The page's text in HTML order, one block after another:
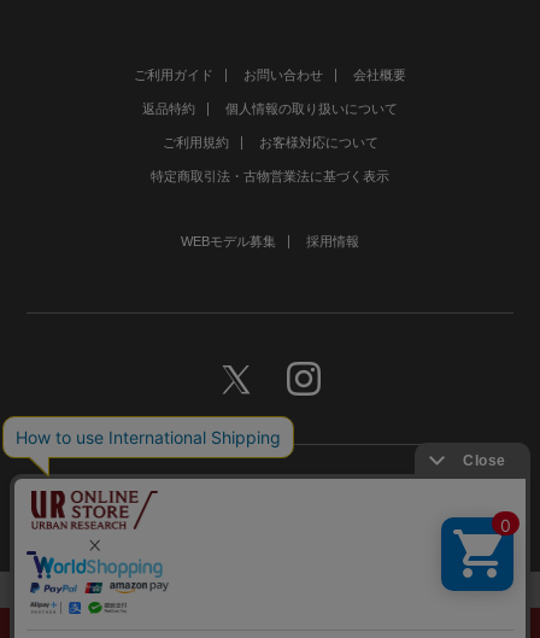
ご利用ガイド お問い合わせ 会社概要
返品特約 個人情報の取り扱いについて
ご利用規約 お客様対応について
特定商取引法・古物営業法に基づく表示
WEBモデル募集 採用情報
©URBAN RESEARCH Co., Ltd.All rights Reserved.